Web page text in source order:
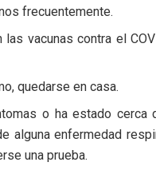
frecuentemente.
las vacunas contra el
quedarse en casa.
o ha estado cerca
alguna enfermedad
una prueba.